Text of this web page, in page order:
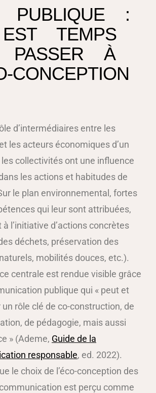
PUBLIQUE :
TEMPS
PASSER À
CONCEPTION
d’intermédiaires entre les
les acteurs économiques d’un
collectivités ont une influence
les actions et habitudes de
le plan environnemental, fortes
qui leur sont attribuées,
à l’initiative d’actions concrètes
déchets, préservation des
mobilités douces, etc.).
centrale est rendue visible grâce
publique qui « peut et
un rôle clé de co-construction, de
de pédagogie, mais aussi
» (Ademe, Guide de la
responsable, ed. 2022).
le choix de l’éco-conception des
est perçu comme